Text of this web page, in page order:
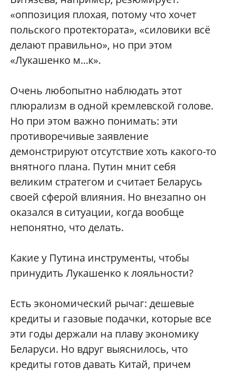
«оппозиция плохая, потому что хочет
польского протектората», «силовики всё
делают правильно», но при этом
«Лукашенко м...к».
Очень любопытно наблюдать этот
плюрализм в одной кремлевской голове.
Но при этом важно понимать: эти
противоречивые заявление
демонстрируют отсутствие хоть какого-то
внятного плана. Путин мнит себя
великим стратегом и считает Беларусь
своей сферой влияния. Но внезапно он
оказался в ситуации, когда вообще
непонятно, что делать.
Какие у Путина инструменты, чтобы
принудить Лукашенко к лояльности?
Есть экономический рычаг: дешевые
кредиты и газовые подачки, которые все
эти годы держали на плаву экономику
Беларуси. Но вдруг выяснилось, что
кредиты готов давать Китай, причем